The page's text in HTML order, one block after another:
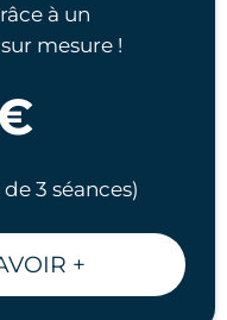
à un
mesure !
3 séances)
+